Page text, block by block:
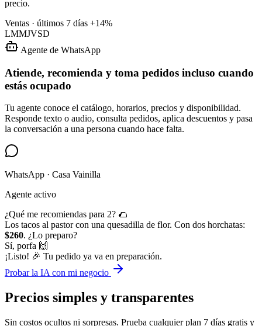
precio.
Ventas · últimos 7 días +14%
LMMJVSD
Agente de WhatsApp
Atiende, recomienda y toma pedidos incluso cuando
estás ocupado
Tu agente conoce el catálogo, horarios, precios y disponibilidad.
Responde texto o audio, consulta pedidos, aplica descuentos y pasa
la conversación a una persona cuando hace falta.
WhatsApp · Casa Vainilla
Agente activo
¿Qué me recomiendas para 2? 🌮
Los tacos al pastor con una quesadilla de flor. Con dos horchatas:
$260. ¿Lo preparo?
Sí, porfa 🙌
¡Listo! 🎉 Tu pedido ya va en preparación.
Probar la IA con mi negocio
Precios simples y transparentes
Sin costos ocultos ni sorpresas. Prueba cualquier plan 7 días gratis y